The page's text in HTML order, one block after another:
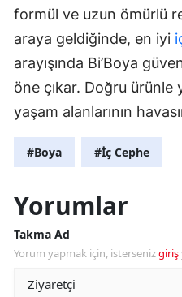
formül ve uzun ömürlü
araya geldiğinde, en iyi
arayışında Bi’Boya
öne çıkar. Doğru ürünle
yaşam alanlarının
#Boya #İç Cephe
Yorumlar
Takma Ad
Yorum yapmak için, istersenizgiriş